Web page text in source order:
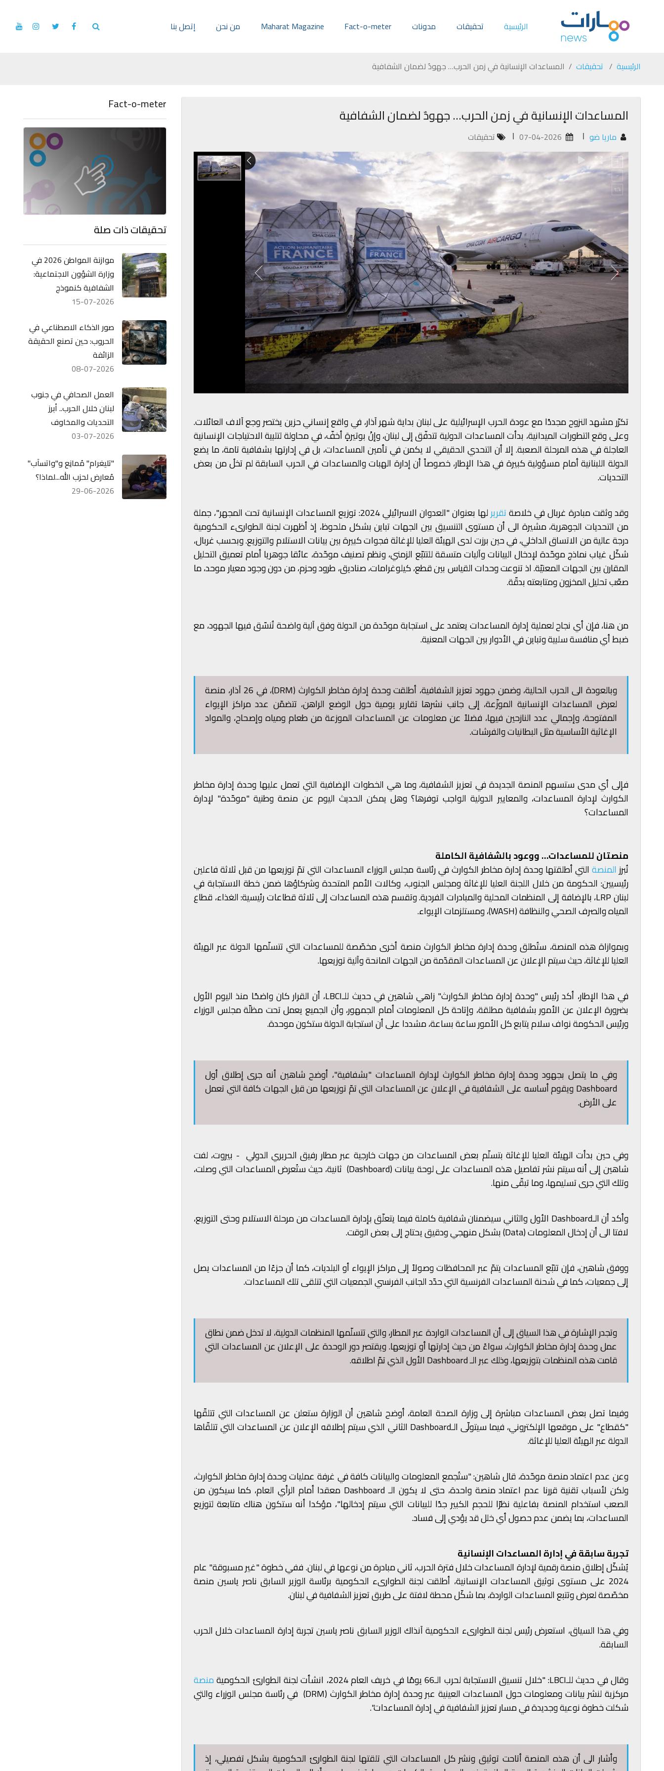
الرئيسية تحقيقات مدونات Fact-o-meter
Maharat Magazine من نحن إتصل بنا
الرئيسية تحقيقات المساعدات الإنسانية في زمن الحرب… جهودٌ لضمان الشفافية
المساعدات الإنسانية في زمن الحرب… جهودٌ لضمان الشفافية
ماريا ضو تحقيقات
تكرّر مشهد النزوح مجددًا مع عودة الحرب الإسرائيلية على لبنان بداية شهر آذار، في واقع إنساني حزين يختصر وجع آلاف العائلات.
وعلى وقع التطورات الميدانية، بدأت المساعدات الدولية تتدفّق إلى لبنان، وإنْ بوتيرةٍ أخفّ، في محاولة لتلبية الاحتياجات الإنسانية
العاجلة في هذه المرحلة الصعبة. إلا أن التحدي الحقيقي لا يكمن في تأمين المساعدات، بل في إدارتها بشفافية تامة، ما يضع
الدولة اللبنانية أمام مسؤولية كبيرة في هذا الإطار، خصوصاً أن إدارة الهبات والمساعدات في الحرب السابقة لم تخلُ من بعض
التحديات.
وقد وثقت مبادرة غربال في خلاصةتقرير
لها بعنوان "العدوان الاسرائيلي 2024: توزيع المساعدات الإنسانية تحت المجهر"، جملة
من التحديات الجوهرية، مشيرة الى أن مستوى التنسيق بين الجهات تباين بشكل ملحوظ، إذ أظهرت لجنة الطوارىء الحكومية
درجة عالية من الاتساق الداخلي، في حين برزت لدى الهيئة العليا للإغاثة فجوات كبيرة بين بيانات الاستلام والتوزيع. وبحسب غربال،
شكّل غياب نماذج موحّدة لإدخال البيانات وآليات متسقة للتتبّع الزمني، ونظم تصنيف موحّدة، عائقا جوهريا أمام تعميق التحليل
المقارن بين الجهات المعنيّة. اذ تنوعت وحدات القياس بين قطع، كيلوغرامات، صناديق، طرود وحزم، من دون وجود معيار موحد، ما
صعّب تحليل المخزون ومتابعته بدقّة.
من هنا، فإن أي نجاح لعملية إدارة المساعدات يعتمد على استجابة موحّدة من الدولة وفق آلية واضحة تُنسّق فيها الجهود، مع
ضبط أي منافسة سلبية وتباين في الأدوار بين الجهات المعنية.
وبالعودة الى الحرب الحالية، وضمن جهود تعزيز الشفافية، أطلقت وحدة إدارة مخاطر الكوارث (DRM)، في 26 آذار، منصة
لعرض المساعدات الإنسانية الموزّعة، إلى جانب نشرها تقارير يومية حول الوضع الراهن، تتضمّن عدد مراكز الإيواء
المفتوحة، وإجمالي عدد النازحين فيها، فضلاً عن معلومات عن المساعدات الموزعة من طعام ومياه وإصحاح، والمواد
الإغاثية الأساسية مثل البطانيات والفرشات.
فإلى أي مدى ستسهم المنصة الجديدة في تعزيز الشفافية، وما هي الخطوات الإضافية التي تعمل عليها وحدة إدارة مخاطر
الكوارث لإدارة المساعدات، والمعايير الدولية الواجب توفرها؟ وهل يمكن الحديث اليوم عن منصة وطنية "موحّدة" لإدارة
المساعدات؟
منصتان للمساعدات… ووعود بالشفافية الكاملة
تُبرز المنصةالتي أطلقتها وحدة إدارة مخاطر الكوارث في رئاسة مجلس الوزراء المساعدات التي تمّ توزيعها من قبل ثلاثة فاعلين
رئيسيين: الحكومة من خلال اللجنة العليا للإغاثة ومجلس الجنوب، وكالات الأمم المتحدة وشركاؤها ضمن خطة الاستجابة في
لبنان LRP، بالإضافة إلى المنظمات المحلية والمبادرات الفردية. وتقسم هذه المساعدات إلى ثلاثة قطاعات رئيسية: الغذاء، قطاع
المياه والصرف الصحي والنظافة (WASH)، ومستلزمات الإيواء.
وبموازاة هذه المنصة، ستُطلق وحدة إدارة مخاطر الكوارث منصة أخرى مخصّصة للمساعدات التي تتسلّمها الدولة عبر الهيئة
العليا للإغاثة، حيث سيتم الإعلان عن المساعدات المقدّمة من الجهات المانحة وآلية توزيعها.
في هذا الإطار، أكد رئيس "وحدة إدارة مخاطر الكوارث" زاهي شاهين في حديث للـLBCI، أن القرار كان واضحًا منذ اليوم الأول
بضرورة الإعلان عن الأمور بشفافية مطلقة، وإتاحة كل المعلومات أمام الجمهور، وأن الجميع يعمل تحت مظلّة مجلس الوزراء
ورئيس الحكومة نواف سلام يتابع كل الأمور ساعة بساعة، مشددا على أن استجابة الدولة ستكون موحدة.
وفي ما يتصل بجهود وحدة إدارة مخاطر الكوارث لإدارة المساعدات "بشفافية"، أوضح شاهين أنه جرى إطلاق أول
Dashboard ويقوم أساسه على الشفافية في الإعلان عن المساعدات التي تمّ توزيعها من قبل الجهات كافة التي تعمل
على الأرض.
وفي حين بدأت الهيئة العليا للإغاثة بتسلّم بعض المساعدات من جهات خارجية عبر مطار رفيق الحريري الدولي - بيروت، لفت
شاهين إلى أنه سيتم نشر تفاصيل هذه المساعدات على لوحة بيانات (Dashboard) ثانية، حيث ستُعرض المساعدات التي وصلت،
وتلك التي جرى تسليمها، وما تبقّى منها.
وأكد أن الـDashboard الأول والثاني سيضمنان شفافية كاملة فيما يتعلّق بإدارة المساعدات من مرحلة الاستلام وحتى التوزيع،
لافتا الى أن إدخال المعلومات (Data) بشكل منهجي ودقيق يحتاج إلى بعض الوقت.
ووفق شاهين، فإن تتبّع المساعدات يتمّ عبر المحافظات وصولاً إلى مراكز الإيواء أو البلديات، كما أن جزءًا من المساعدات يصل
إلى جمعيات، كما في شحنة المساعدات الفرنسية التي حدّد الجانب الفرنسي الجمعيات التي تتلقى تلك المساعدات.
وتجدر الإشارة في هذا السياق إلى أن المساعدات الواردة عبر المطار، والتي تتسلّمها المنظمات الدولية، لا تدخل ضمن نطاق
عمل وحدة إدارة مخاطر الكوارث، سواءً من حيث إدارتها أو توزيعها. ويقتصر دور الوحدة على الإعلان عن المساعدات التي
قامت هذه المنظمات بتوزيعها، وذلك عبر الـ Dashboard الأول الذي تمّ اطلاقه.
وفيما تصل بعض المساعدات مباشرة إلى وزارة الصحة العامة، أوضح شاهين أن الوزارة ستعلن عن المساعدات التي تتلقّها
"كقطاع" على موقعها الإلكتروني، فيما سيتولّى الـDashboard الثاني الذي سيتم إطلاقه الإعلان عن المساعدات التي تتلقّاها
الدولة عبر الهيئة العليا للإغاثة.
وعن عدم اعتماد منصة موحّدة، قال شاهين: "ستُجمع المعلومات والبيانات كافة في غرفة عمليات وحدة إدارة مخاطر الكوارث،
ولكن لأسباب تقنية قررنا عدم اعتماد منصة واحدة، حتى لا يكون الـ Dashboard معقدا أمام الرأي العام، كما سيكون من
الصعب استخدام المنصة بفاعلية نظرًا للحجم الكبير جدًا للبيانات التي سيتم إدخالها"، مؤكدا أنه ستكون هناك متابعة لتوزيع
المساعدات، بما يضمن عدم حصول أي خلل قد يؤدي إلى فساد.
تجربة سابقة في إدارة المساعدات الإنسانية
يُشكّل إطلاق منصة رقمية لإدارة المساعدات خلال فترة الحرب، ثاني مبادرة من نوعها في لبنان. ففي خطوة "غير مسبوقة" عام
2024 على مستوى توثيق المساعدات الإنسانية، أطلقت لجنة الطوارىء الحكومية برئاسة الوزير السابق ناصر ياسين منصة
مخصّصة لعرض وتتبع المساعدات الواردة، بما شكّل محطة لافتة على طريق تعزيز الشفافية في لبنان.
وفي هذا السياق، استعرض رئيس لجنة الطوارىء الحكومية آنذاك الوزير السابق ناصر ياسين تجربة إدارة المساعدات خلال الحرب
السابقة.
وقال في حديث للـLBCI: "خلال تنسيق الاستجابة لحرب الـ66 يومًا في خريف العام 2024، انشأت لجنة الطوارئ الحكومية
منصة
مركزية لنشر بيانات ومعلومات حول المساعدات العينية عبر وحدة إدارة مخاطر الكوارث (DRM) في رئاسة مجلس الوزراء والتي
شكلت خطوة نوعية وجديدة في مسار تعزيز الشفافية في إدارة المساعدات".
وأشار الى أن هذه المنصة أتاحت توثيق ونشر كل المساعدات التي تلقتها لجنة الطوارئ الحكومية بشكل تفصيلي، إذ
Fact-o-meter
تحقيقات ذات صلة
موازنة المواطن 2026 في
وزارة الشؤون الاجتماعية:
الشفافية كنموذج
15-07-2026
صور الذكاء الاصطناعي في
الحروب: حين تصنع الحقيقة
الزائفة
08-07-2026
العمل الصحافي في جنوب
لبنان خلال الحرب.. أبرز
التحديات والمخاوف
03-07-2026
"تليغرام" مُمانِع و"واتسآب"
مُعارض لحزب الله...لماذا؟
29-06-2026